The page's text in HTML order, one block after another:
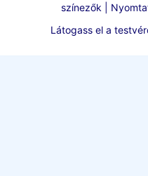
színezők |
Látogass el a